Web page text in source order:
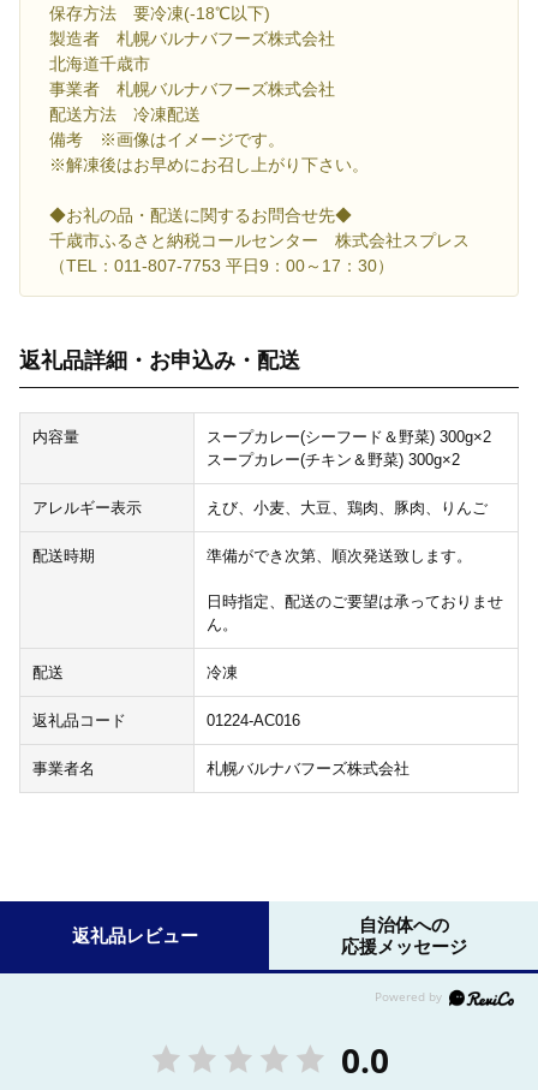
保存方法 要冷凍(-18℃以下)
製造者 札幌バルナバフーズ株式会社
北海道千歳市
事業者 札幌バルナバフーズ株式会社
配送方法 冷凍配送
備考 ※画像はイメージです。
※解凍後はお早めにお召し上がり下さい。
◆お礼の品・配送に関するお問合せ先◆
千歳市ふるさと納税コールセンター 株式会社スプレス
（TEL：011-807-7753 平日9：00～17：30）
返礼品詳細・お申込み・配送
内容量
スープカレー(シーフード＆野菜) 300g×2
スープカレー(チキン＆野菜) 300g×2
アレルギー表示 えび、小麦、大豆、鶏肉、豚肉、りんご
配送時期 準備ができ次第、順次発送致します。
日時指定、配送のご要望は承っておりませ
ん。
配送 冷凍
返礼品コード 01224-AC016
事業者名 札幌バルナバフーズ株式会社
返礼品レビュー
自治体への
応援メッセージ
0.0